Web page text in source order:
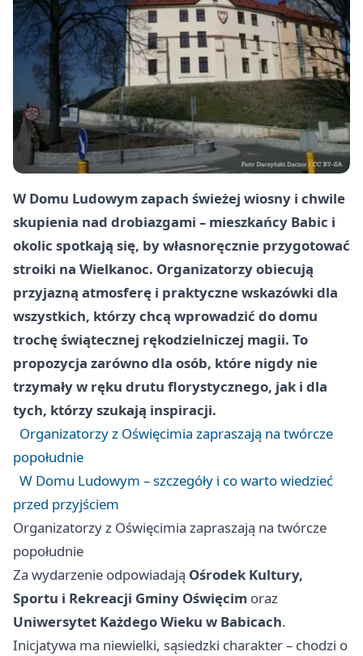
W Domu Ludowym zapach świeżej wiosny i chwile
skupienia nad drobiazgami – mieszkańcy Babic i
okolic spotkają się, by własnoręcznie przygotować
stroiki na Wielkanoc. Organizatorzy obiecują
przyjazną atmosferę i praktyczne wskazówki dla
wszystkich, którzy chcą wprowadzić do domu
trochę świątecznej rękodzielniczej magii. To
propozycja zarówno dla osób, które nigdy nie
trzymały w ręku drutu florystycznego, jak i dla
tych, którzy szukają inspiracji.
Organizatorzy z Oświęcimia zapraszają na twórcze
popołudnie
W Domu Ludowym – szczegóły i co warto wiedzieć
przed przyjściem
Organizatorzy z Oświęcimia zapraszają na twórcze
popołudnie
Za wydarzenie odpowiadają Ośrodek Kultury,
Sportu i Rekreacji Gminy Oświęcim oraz
Uniwersytet Każdego Wieku w Babicach.
Inicjatywa ma niewielki, sąsiedzki charakter – chodzi o